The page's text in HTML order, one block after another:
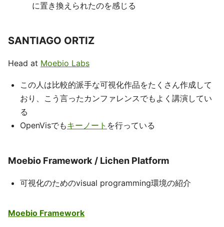
に置き換えられたのを感じる
SANTIAGO ORTIZ
Head at Moebio Labs
この人は比較的派手な可視化作品をたくさん作成して
おり、こう言ったカンファレンスでもよく講演してい
る
OpenVisでもキーノート を行っている
Moebio Framework / Lichen Platform
可視化のためのvisual programming環境の紹介
Moebio Framework